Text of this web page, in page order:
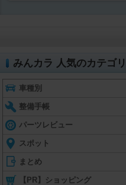
みんカラ 人気のカテゴリ
車種別
整備手帳
パーツレビュー
スポット
まとめ
【PR】ショッピング